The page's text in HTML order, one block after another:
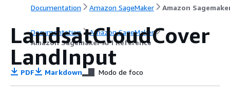
Documentation Amazon SageMaker
Documentation
Amazon SageMaker
Amazon Sagemaker API Reference
LandsatCloudCover
LandInput
PDF Markdown Modo de foco